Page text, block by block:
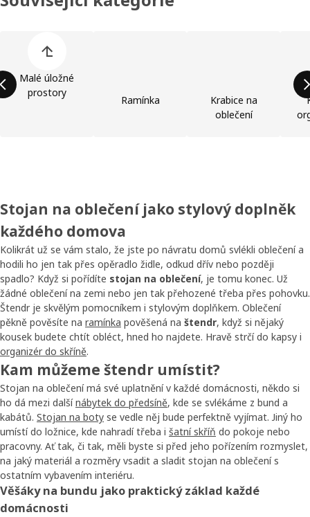
Malé úložné
prostory
Ramínka
Krabice na
oblečení
Stojan na oblečení jako stylový doplněk
každého domova
Kolikrát už se vám stalo, že jste po návratu domů svlékli oblečení a
hodili ho jen tak přes opěradlo židle, odkud dřív nebo později
spadlo? Když si pořídíte stojan na oblečení, je tomu konec. Už
žádné oblečení na zemi nebo jen tak přehozené třeba přes pohovku.
Štendr je skvělým pomocníkem i stylovým doplňkem. Oblečení
pěkně pověsíte na ramínka pověšená na štendr, když si nějaký
kousek budete chtít obléct, hned ho najdete. Hravě strčí do kapsy i
organizér do skříně.
Kam můžeme štendr umístit?
Stojan na oblečení má své uplatnění v každé domácnosti, někdo si
ho dá mezi dalšínábytek do předsíně, kde se svlékáme z bund a
kabátů. Stojan na boty se vedle něj bude perfektně vyjímat. Jiný ho
umístí do ložnice, kde nahradí třeba i šatní skříň do pokoje nebo
pracovny. Ať tak, či tak, měli byste si před jeho pořízením rozmyslet,
na jaký materiál a rozměry vsadit a sladit stojan na oblečení s
ostatním vybavením interiéru.
Věšáky na bundu jako praktický základ každé
domácnosti